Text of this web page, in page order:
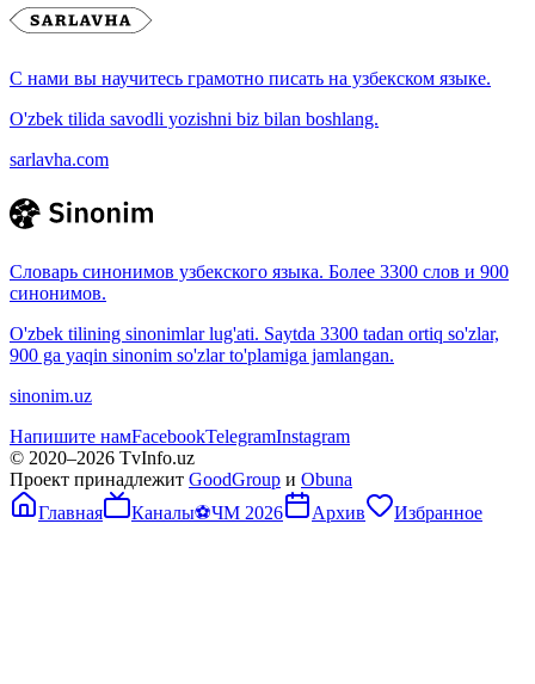
С нами вы научитесь грамотно писать на узбекском языке.
O'zbek tilida savodli yozishni biz bilan boshlang.
sarlavha.com
Словарь синонимов узбекского языка. Более 3300 слов и 900
синонимов.
O'zbek tilining sinonimlar lug'ati. Saytda 3300 tadan ortiq so'zlar,
900 ga yaqin sinonim so'zlar to'plamiga jamlangan.
sinonim.uz
Напишите намFacebookTelegramInstagram
© 2020–2026 TvInfo.uz
Проект принадлежит GoodGroup и Obuna
Главная
Каналы⚽ЧМ 2026 Архив Избранное